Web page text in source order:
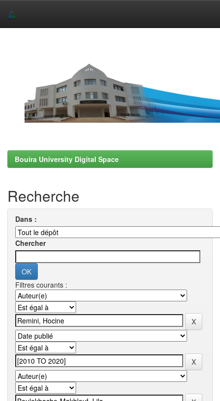
Bouira University Digital Space
Recherche
Dans :
Chercher
Filtres courants :